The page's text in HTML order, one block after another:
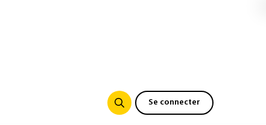
Se connecter